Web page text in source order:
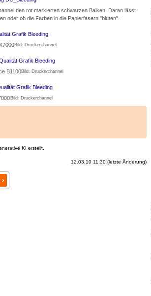
den rot markierten schwarzen Balken. Daran lässt
oder ob die Farben in die Papierfasern "bluten".
Bild: Druckerchannel
B1100Bild: Druckerchannel
Bild: Druckerchannel
KI erstellt.
12.03.10 11:30 (letzte Änderung)